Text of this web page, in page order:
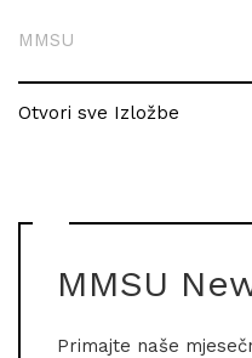
MMSU
Otvori sve Izložbe
MMSU
Primajte naše